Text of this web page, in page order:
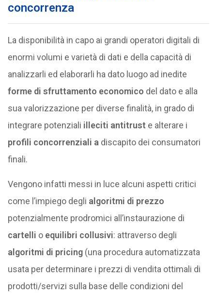
concorrenza
La disponibilità in capo ai grandi operatori digitali di
enormi volumi e varietà di dati e della capacità di
analizzarli ed elaborarli ha dato luogo ad inedite
forme di sfruttamento economico del dato e alla
sua valorizzazione per diverse finalità, in grado di
integrare potenziali illeciti antitrust e alterare i
profili concorrenziali a discapito dei consumatori
finali.
Vengono infatti messi in luce alcuni aspetti critici
come l’impiego degli algoritmi di prezzo
potenzialmente prodromici all’instaurazione di
cartelli o equilibri collusivi: attraverso degli
algoritmi di pricing(una procedura automatizzata
usata per determinare i prezzi di vendita ottimali di
prodotti/servizi sulla base delle condizioni del